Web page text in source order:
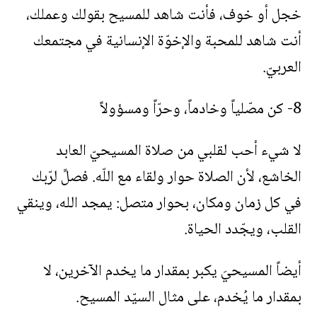
خجل أو خوف، فأنت شاهد للمسيح بقولك وعملك،
أنت شاهد للمحبة والإخوّة الإنسانية في مجتمعك
العربيّ.
8- كن مصّلياً وخادماً، وحرّاً ومسؤولاً
لا شيء أحب لقلبي من صلاة المسيحيّ العابد
الخاشع، لأن الصلاة حوار ولقاء مع اللّه. فصلِّ لرّبك
في كل زمان ومكان، بحوار متصل: يمجد الله، وينقي
القلب، ويجّدد الحياة.
أيضاً المسيحيَ يكبر بمقدار ما يخدم الآخرين، لا
بمقدار ما يُخدم، على مثال السيّد المسيح.